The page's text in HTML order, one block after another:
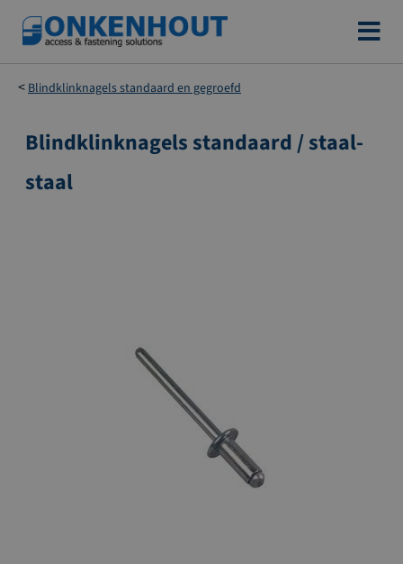
Ga
naar
de
inhoud
Blindklinknagels standaard en gegroefd
Ga
het
Blindklinknagels standaard / staal-
staal